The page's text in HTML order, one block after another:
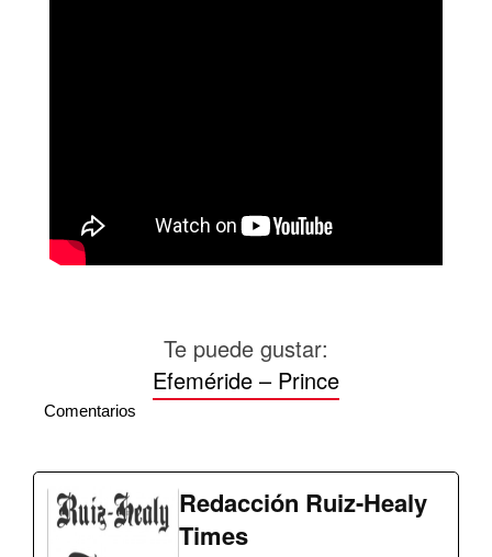
Te puede gustar:
Efeméride – Prince
Comentarios
Redacción Ruiz-Healy
Times